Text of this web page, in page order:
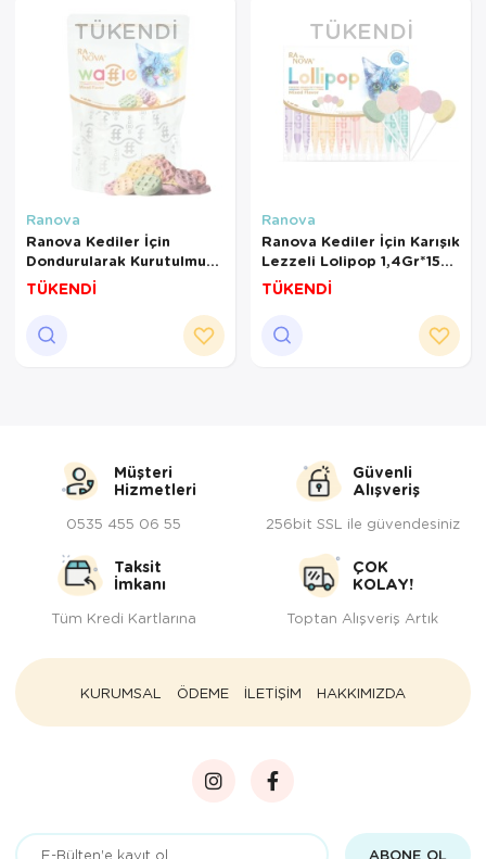
TÜKENDI
Ranova
Ranova Kediler İçin
Dondurularak Kurutulmuş
Etli WAFFLE 60Gr
TÜKENDİ
TÜKENDI
Ranova
Ranova Kediler İçin Karışık
Lezzeli Lolipop 1,4Gr*15
Adet
TÜKENDİ
Müşteri
Hizmetleri
0535 455 06 55
Güvenli
Alışveriş
256bit SSL ile güvendesiniz
Taksit
İmkanı
Tüm Kredi Kartlarına
ÇOK
KOLAY!
Toptan Alışveriş Artık
KURUMSAL ÖDEME İLETİŞİM HAKKIMIZDA
ABONE OL